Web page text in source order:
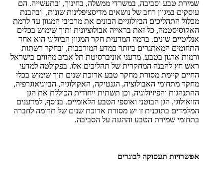
שמירת טבע וסביבה, במשרדי ממשלה, בחינוך, ובתעשייה. הם
עוסקים במגוון רחב של נושאים מדיסציפלינות שונות, ובהבנת
מכלול התהליכים הביולוגיים הבונים את מרכיבי המגוון עד לרמת
האקוסיסטמה, כל זאת בראייה אבולוציונית ותוך שימוש בכלים
אנליטיים שונים. ברמה המדעית חקר המגוון הביולוגי הוא אחד
התחומים המאתגרים ביותר במדע המורכבות, ובחקר רשתות
ורמות ארגון בטבע. מדעני אוניברסיטת תל אביב מהווים בישראל
ראש חץ להבנה המחקרית של תהליכים אלו. בפקולטה למדעי
החיים קיימת מסורת מחקר טבע ארוכת שנים תוך שימוש בכלי
מחקר מתחומי האבולוציה, הגנטיקה, האקולוגיה, הביוגיאוגרפיה,
ההתנהגות והפיזיולוגיה, וכן תשתית ייחודית הכוללת את הגן
הזואולוגי, הגן הבוטני ואוספי הטבע הלאומיים. בנוסף, למדענים
המלמדים בתוכנית זו יש מסורת ארוכת שנים של תרומה לחברה
בתחומי שמירת הטבע וההגנה על הסביבה.
אפשרויות תעסוקה לבוגרים